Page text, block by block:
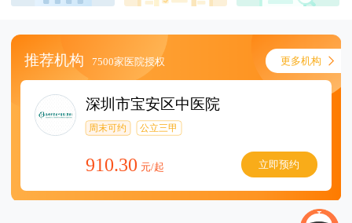
推荐机构 7500家医院授权 更多机构
深圳市宝安区中医院
周末可约 公立三甲
910.30 元/起 立即预约